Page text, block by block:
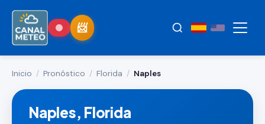
Inicio / Pronóstico / Florida / Naples
Naples, Florida